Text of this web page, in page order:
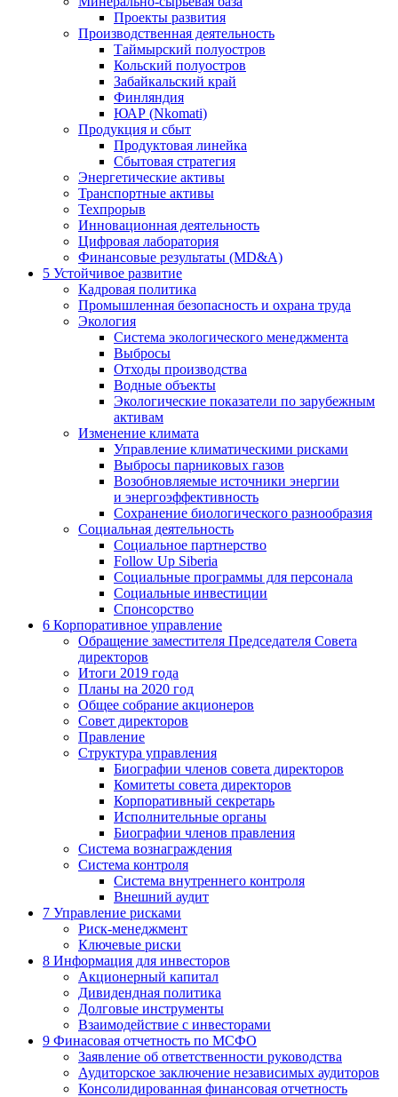
Проекты развития
Производственная деятельность
Таймырский полуостров
Кольский полуостров
Забайкальский край
Финляндия
ЮАР (Nkomati)
Продукция и сбыт
Продуктовая линейка
Сбытовая стратегия
Энергетические активы
Транспортные активы
Техпрорыв
Инновационная деятельность
Цифровая лаборатория
Финансовые результаты (MD&A)
5 Устойчивое развитие
Кадровая политика
Промышленная безопасность и охрана труда
Экология
Система экологического менеджмента
Выбросы
Отходы производства
Водные объекты
Экологические показатели по зарубежным
активам
Изменение климата
Управление климатическими рисками
Выбросы парниковых газов
Возобновляемые источники энергии
и энергоэффективность
Сохранение биологического разнообразия
Социальная деятельность
Социальное партнерство
Follow Up Siberia
Социальные программы для персонала
Социальные инвестиции
Спонсорство
6 Корпоративное управление
Обращение заместителя Председателя Совета
директоров
Итоги 2019 года
Планы на 2020 год
Общее собрание акционеров
Совет директоров
Правление
Структура управления
Биографии членов совета директоров
Комитеты совета директоров
Корпоративный секретарь
Исполнительные органы
Биографии членов правления
Система вознаграждения
Система контроля
Система внутреннего контроля
Внешний аудит
7 Управление рисками
Риск-менеджмент
Ключевые риски
8 Информация для инвесторов
Акционерный капитал
Дивидендная политика
Долговые инструменты
Взаимодействие с инвеcторами
9 Финасовая отчетность по МСФО
Заявление об ответственности руководства
Аудиторское заключение независимых аудиторов
Консолидированная финансовая отчетность